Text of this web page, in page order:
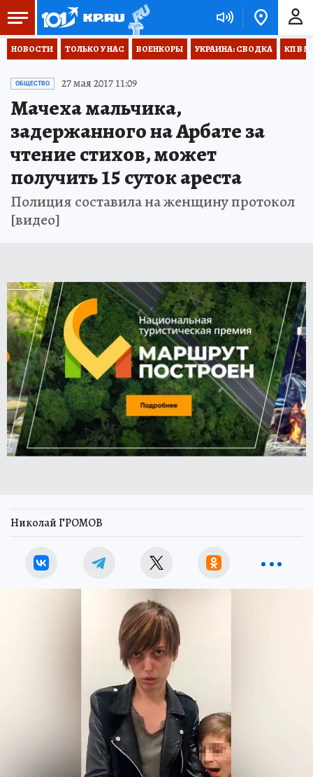
НОВОСТИ ТОЛЬКО У НАС ВОЕНКОРЫ УКРАИНА: СВОДКА КП В
ОБЩЕСТВО 27 мая 2017 11:09
Мачеха мальчика,
задержанного на Арбате за
чтение стихов, может
получить 15 суток ареста
Полиция составила на женщину протокол
[видео]
Николай ГРОМОВ